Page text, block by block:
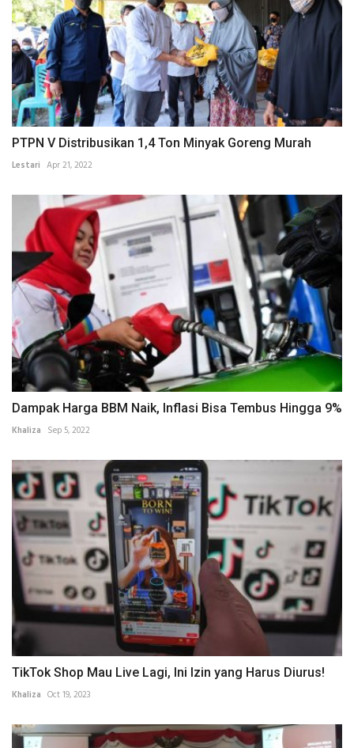
PTPN V Distribusikan 1,4 Ton Minyak Goreng Murah
Lestari Apr 21, 2022
Dampak Harga BBM Naik, Inflasi Bisa Tembus Hingga 9%
Khaliza Sep 5, 2022
TikTok Shop Mau Live Lagi, Ini Izin yang Harus Diurus!
Khaliza Oct 19, 2023